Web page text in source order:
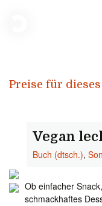
Preise für
Vegan
Buch (dtsch.),
Ob einfacher
schmackhaftes